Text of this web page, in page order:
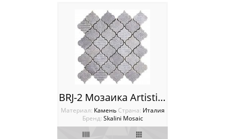
BRJ-2 Мозаика Artistic Stone Burj
Материал: Камень Cтрана: Италия
Бренд: Skalini Mosaic